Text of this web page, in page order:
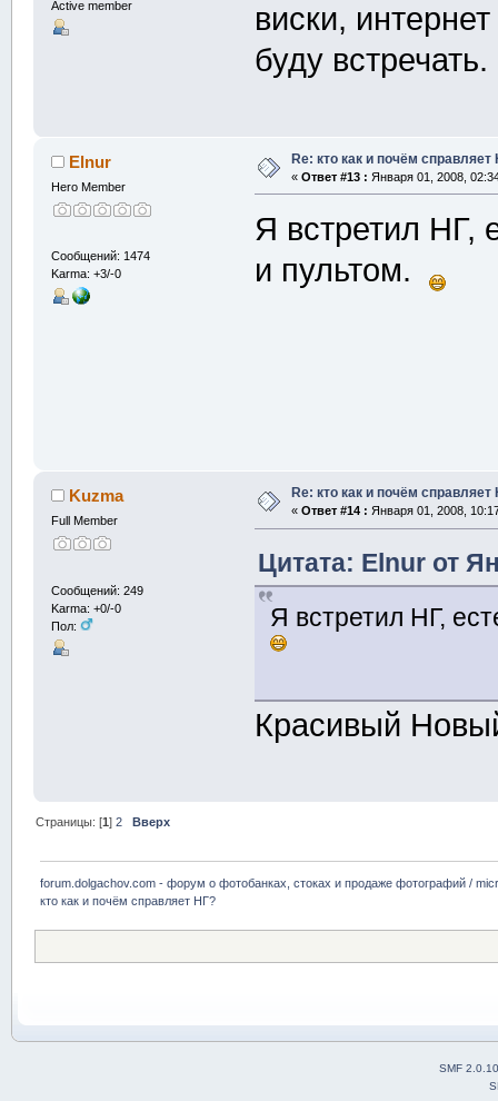
Active member
виски,
буду
Elnur
Hero Member
Сообщений: 1474
Karma: +3/-0
Re: кто как и почём справляет
« Ответ #13 : Января 01, 2008,
Я встретил НГ,
и пультом.
Kuzma
Full Member
Сообщений: 249
Karma: +0/-0
Пол:
Re: кто как и почём справляет
« Ответ #14 : Января 01, 2008,
Цитата: Elnur от
Я встретил НГ,
Красивый
Страницы: [1]2 Вверх
forum.dolgachov.com - форум о фотобанках, стоках и продаже фотографий /
кто как и почём справляет НГ?
SMF